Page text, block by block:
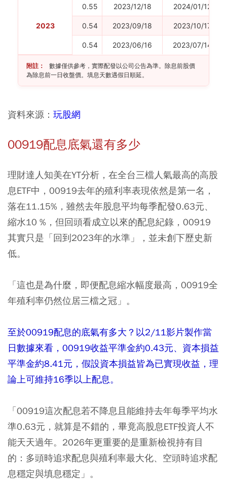
2023
0.55 2023/12/18 2024/01/12
0.54 2023/09/18 2023/10/17
0.54 2023/06/16 2023/07/14
附註：
數據僅供參考，實際配發以公司公告為準。除息前股價
為除息前一日收盤價。填息天數遇假日順延。
資料來源： 玩股網
00919配息底氣還有多少
理財達人知美在YT分析，在全台三檔人氣最高的高股
息ETF中，00919去年的殖利率表現依然是第一名，
落在11.15%，雖然去年股息平均每季配發0.63元、
縮水10 %，但回頭看成立以來的配息紀錄，00919
其實只是「回到2023年的水準」，並未創下歷史新
低。
「這也是為什麼，即便配息縮水幅度最高，00919全
年殖利率仍然位居三檔之冠」。
至於00919配息的底氣有多大？以2/11影片製作當
日數據來看，00919收益平準金約0.43元、資本損益
平準金約8.41元，假設資本損益皆為已實現收益，理
論上可維持16季以上配息。
「00919這次配息若不降息且能維持去年每季平均水
準0.63元，就算是不錯的，畢竟高股息ETF投資人不
能天天過年。2026年更重要的是重新檢視持有目
的：多頭時追求配息與殖利率最大化、空頭時追求配
息穩定與填息穩定」。